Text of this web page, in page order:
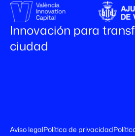
Innovación para
ciudad
Aviso legalPolítica de privacidad